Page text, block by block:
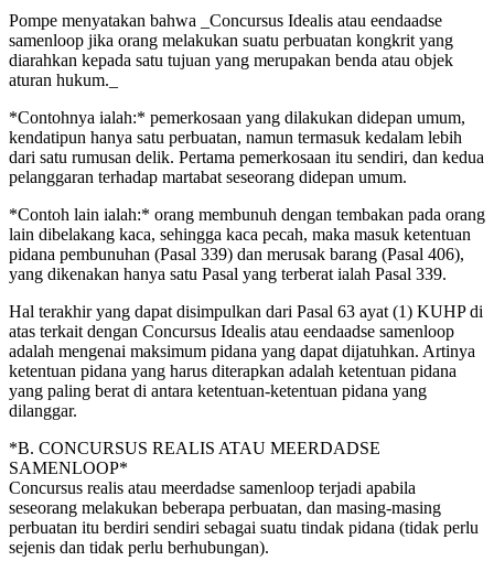
Pompe menyatakan bahwa _Concursus Idealis atau eendaadse
samenloop jika orang melakukan suatu perbuatan kongkrit yang
diarahkan kepada satu tujuan yang merupakan benda atau objek
aturan hukum._
*Contohnya ialah:* pemerkosaan yang dilakukan didepan umum,
kendatipun hanya satu perbuatan, namun termasuk kedalam lebih
dari satu rumusan delik. Pertama pemerkosaan itu sendiri, dan kedua
pelanggaran terhadap martabat seseorang didepan umum.
*Contoh lain ialah:* orang membunuh dengan tembakan pada orang
lain dibelakang kaca, sehingga kaca pecah, maka masuk ketentuan
pidana pembunuhan (Pasal 339) dan merusak barang (Pasal 406),
yang dikenakan hanya satu Pasal yang terberat ialah Pasal 339.
Hal terakhir yang dapat disimpulkan dari Pasal 63 ayat (1) KUHP di
atas terkait dengan Concursus Idealis atau eendaadse samenloop
adalah mengenai maksimum pidana yang dapat dijatuhkan. Artinya
ketentuan pidana yang harus diterapkan adalah ketentuan pidana
yang paling berat di antara ketentuan-ketentuan pidana yang
dilanggar.
*B. CONCURSUS REALIS ATAU MEERDADSE
SAMENLOOP*
Concursus realis atau meerdadse samenloop terjadi apabila
seseorang melakukan beberapa perbuatan, dan masing-masing
perbuatan itu berdiri sendiri sebagai suatu tindak pidana (tidak perlu
sejenis dan tidak perlu berhubungan).